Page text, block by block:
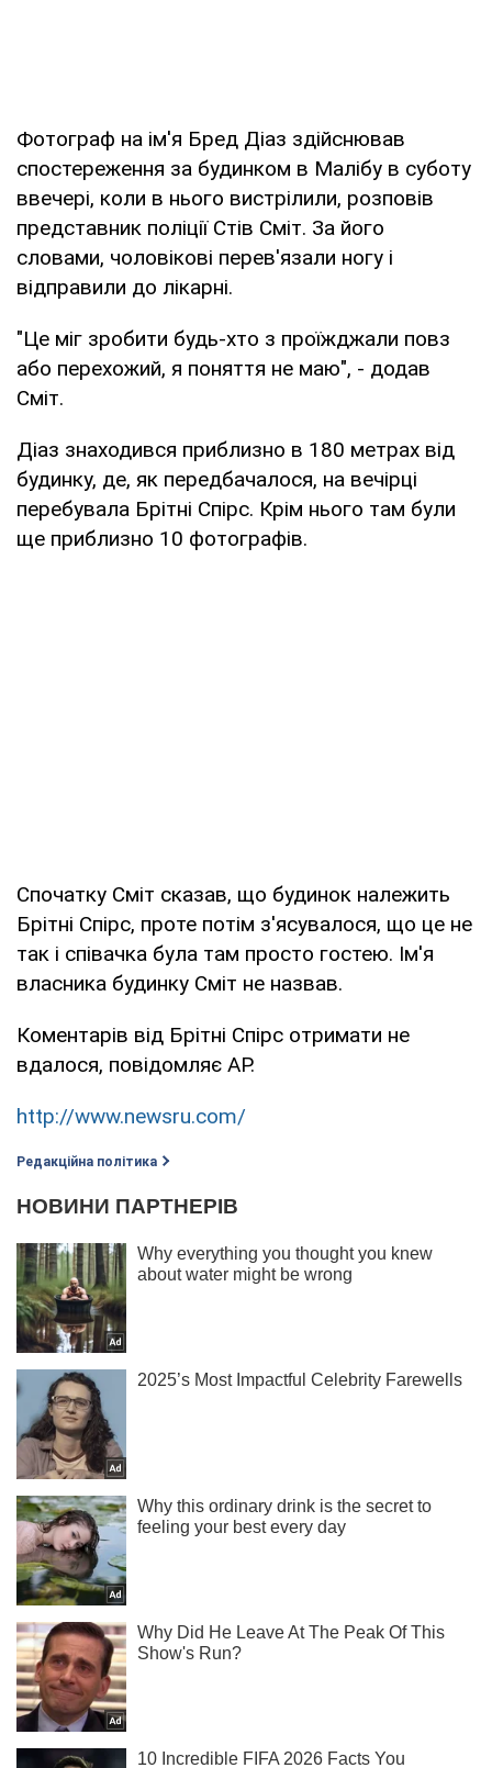
Фотограф на ім'я Бред Діаз здійснював
спостереження за будинком в Малібу в суботу
ввечері, коли в нього вистрілили, розповів
представник поліції Стів Сміт. За його
словами, чоловікові перев'язали ногу і
відправили до лікарні.
"Це міг зробити будь-хто з проїжджали повз
або перехожий, я поняття не маю", - додав
Сміт.
Діаз знаходився приблизно в 180 метрах від
будинку, де, як передбачалося, на вечірці
перебувала Брітні Спірс. Крім нього там були
ще приблизно 10 фотографів.
Спочатку Сміт сказав, що будинок належить
Брітні Спірс, проте потім з'ясувалося, що це не
так і співачка була там просто гостею. Ім'я
власника будинку Сміт не назвав.
Коментарів від Брітні Спірс отримати не
вдалося, повідомляє АР.
http://www.newsru.com/
Редакційна політика